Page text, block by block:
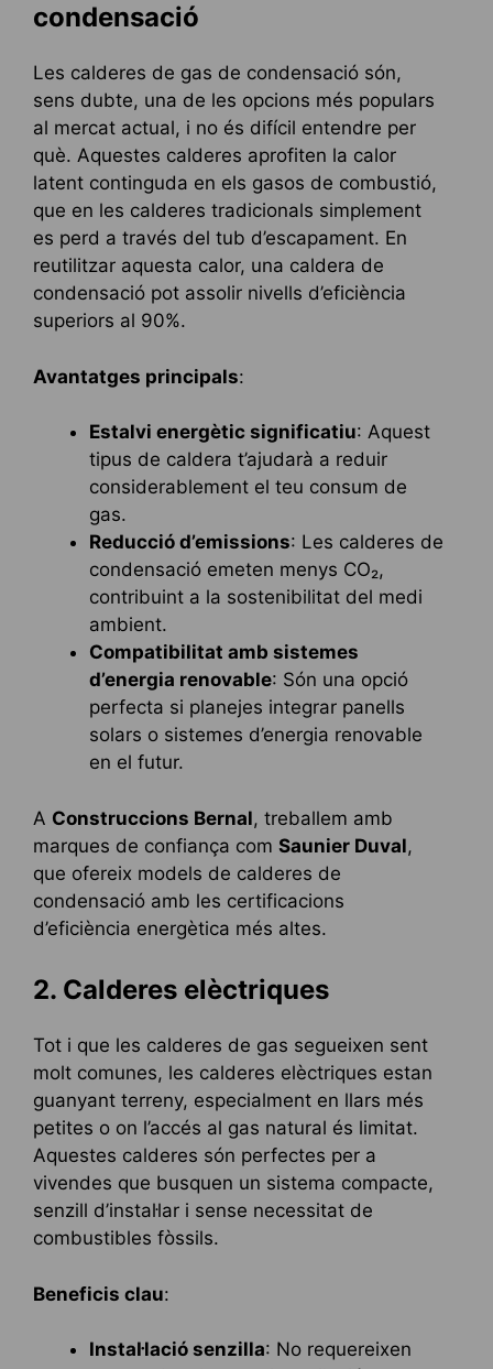
condensació
Les calderes de gas de condensació són,
sens dubte, una de les opcions més populars
al mercat actual, i no és difícil entendre per
què. Aquestes calderes aprofiten la calor
latent continguda en els gasos de combustió,
que en les calderes tradicionals simplement
es perd a través del tub d’escapament. En
reutilitzar aquesta calor, una caldera de
condensació pot assolir nivells d’eficiència
superiors al 90%.
Avantatges principals:
Estalvi energètic significatiu: Aquest
tipus de caldera t’ajudarà a reduir
considerablement el teu consum de
gas.
Reducció d’emissions: Les calderes de
condensació emeten menys CO₂,
contribuint a la sostenibilitat del medi
ambient.
Compatibilitat amb sistemes
d’energia renovable: Són una opció
perfecta si planejes integrar panells
solars o sistemes d’energia renovable
en el futur.
A Construccions Bernal, treballem amb
marques de confiança com Saunier Duval,
que ofereix models de calderes de
condensació amb les certificacions
d’eficiència energètica més altes.
2. Calderes elèctriques
Tot i que les calderes de gas segueixen sent
molt comunes, les calderes elèctriques estan
guanyant terreny, especialment en llars més
petites o on l’accés al gas natural és limitat.
Aquestes calderes són perfectes per a
vivendes que busquen un sistema compacte,
senzill d’instal·lar i sense necessitat de
combustibles fòssils.
Beneficis clau:
Instal·lació senzilla: No requereixen